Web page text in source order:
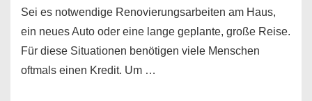
Sei es notwendige Renovierungsarbeiten am Haus,
ein neues Auto oder eine lange geplante, große Reise.
Für diese Situationen benötigen viele Menschen
oftmals einen Kredit. Um …